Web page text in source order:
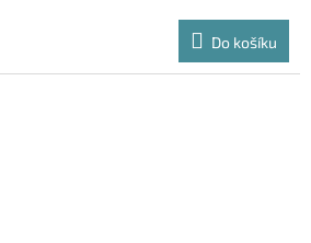
Do košíku